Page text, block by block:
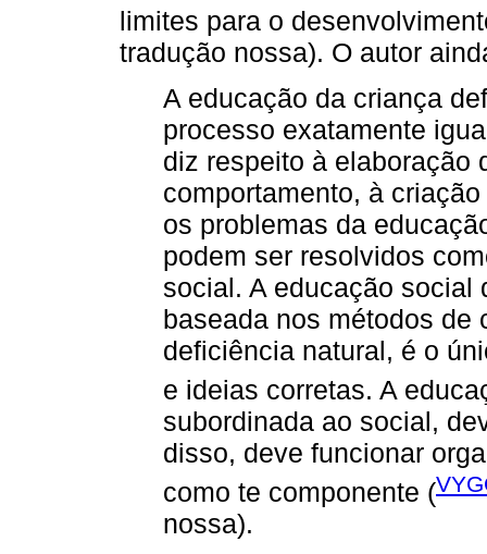
limites para o
tradução nossa). O autor
A educação da criança
processo exatamente
diz respeito à elaboração
comportamento, à
os problemas da
podem ser resolvidos
social. A educação social
baseada nos métodos de
deficiência natural, é o
e ideias corretas. A
subordinada ao social,
disso, deve funcionar
como te componente (
nossa).